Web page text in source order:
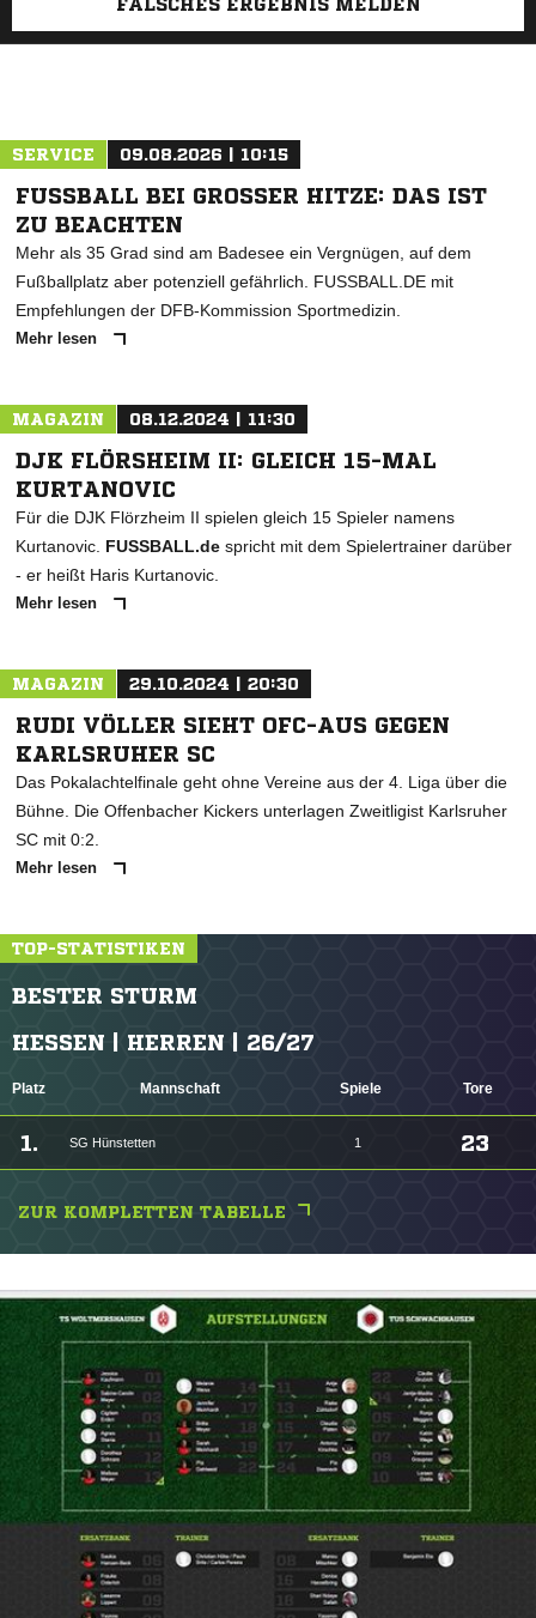
FALSCHES ERGEBNIS MELDEN
SERVICE 09.08.2026 | 10:15
FUSSBALL BEI GROSSER HITZE: DAS IST ZU
BEACHTEN
Mehr als 35 Grad sind am Badesee ein Vergnügen, auf dem
Fußballplatz aber potenziell gefährlich. FUSSBALL.DE mit
Empfehlungen der DFB-Kommission Sportmedizin.
Mehr lesen
MAGAZIN 08.12.2024 | 11:30
DJK FLÖRSHEIM II: GLEICH 15-MAL
KURTANOVIC
Für die DJK Flörzheim II spielen gleich 15 Spieler namens
Kurtanovic. FUSSBALL.de spricht mit dem Spielertrainer darüber
- er heißt Haris Kurtanovic.
Mehr lesen
MAGAZIN 29.10.2024 | 20:30
RUDI VÖLLER SIEHT OFC-AUS GEGEN
KARLSRUHER SC
Das Pokalachtelfinale geht ohne Vereine aus der 4. Liga über die
Bühne. Die Offenbacher Kickers unterlagen Zweitligist Karlsruher
SC mit 0:2.
Mehr lesen
TOP-STATISTIKEN
BESTER STURM
HESSEN | HERREN | 26/27
Platz Mannschaft Spiele Tore
1. SG Hünstetten 1 23
ZUR KOMPLETTEN TABELLE